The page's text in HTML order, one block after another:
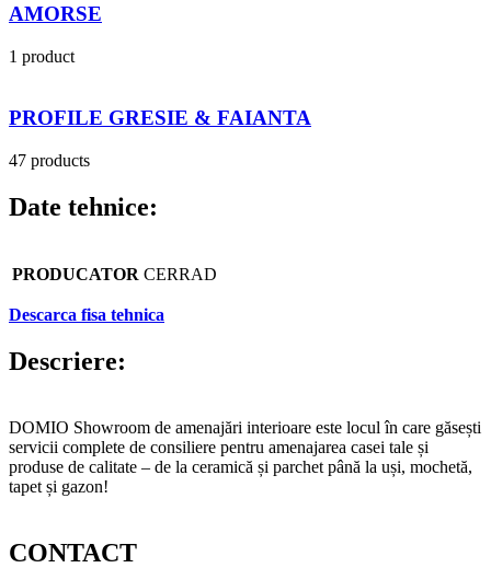
AMORSE
1 product
PROFILE GRESIE & FAIANTA
47 products
Date tehnice:
PRODUCATOR CERRAD
Descarca fisa tehnica
Descriere:
DOMIO Showroom de amenajări interioare este locul în care găsești
servicii complete de consiliere pentru amenajarea casei tale și
produse de calitate – de la ceramică și parchet până la uși, mochetă,
tapet și gazon!
CONTACT